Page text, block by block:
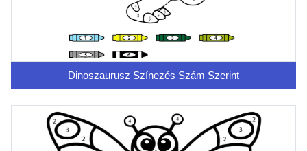
Dinoszaurusz Színezés Szám Szerint